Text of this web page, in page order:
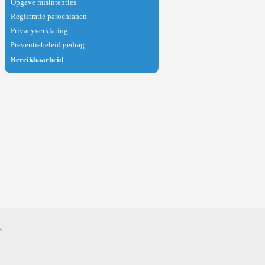
Opgave misintenties
Registratie parochianen
Privacyverklaring
Preventiebeleid gedrag
Bereikbaarheid